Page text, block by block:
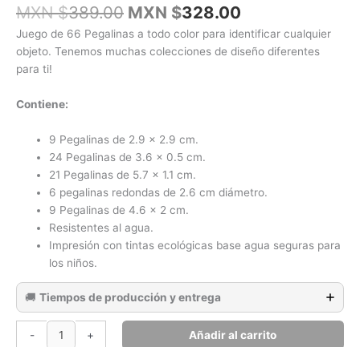
MXN $389.00 El
precio
original
MXN $328.00
precio
actual
Juego de 66 Pegalinas a todo color para identificar cualquier
objeto. Tenemos muchas colecciones de diseño diferentes
para ti!
Contiene:
9 Pegalinas de 2.9 x 2.9 cm.
24 Pegalinas de 3.6 x 0.5 cm.
21 Pegalinas de 5.7 x 1.1 cm.
6 pegalinas redondas de 2.6 cm diámetro.
9 Pegalinas de 4.6 x 2 cm.
Resistentes al agua.
Impresión con tintas ecológicas base agua seguras para
los niños.
🚚 Tiempos de producción y entrega
- + Añadir al carrito